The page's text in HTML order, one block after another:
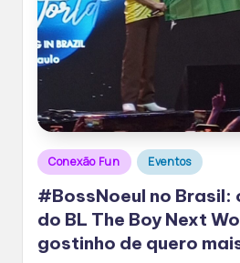
Posted
in
Conexão Fun Eventos
#BossNoeul no Brasil:
do BL The Boy Next
gostinho de quero